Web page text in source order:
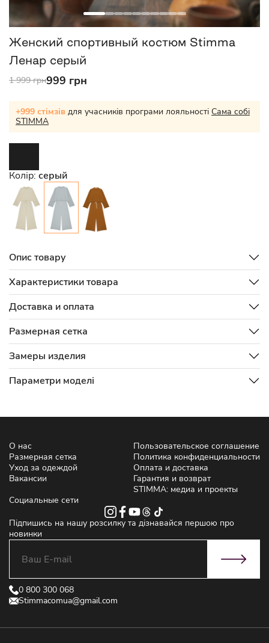
Женский спортивный костюм Stimma
Ленар серый
1 999 грн999 грн
+999 стімзів для учасників програми лояльності Сама собі
STIMMA
Колір: серый
Опис товару
Характеристики товара
Доставка и оплата
Размерная сетка
Замеры изделия
Параметри моделі
О нас
Размерная сетка
Уход за одеждой
Вакансии
Пользовательское соглашение
Политика конфиденциальности
Оплата и доставка
Гарантия и возврат
STIMMA: медиа и проекты
Социальные сети
Підпишись на нашу розсилку та дізнавайся першою про
новинки
0 800 300 068
Stimmacomua@gmail.com